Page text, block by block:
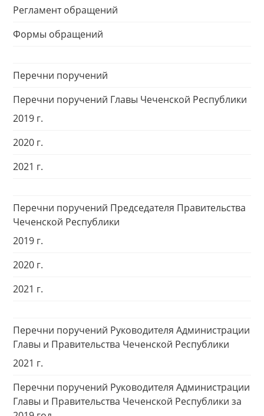
Регламент обращений
Формы обращений
Перечни поручений
Перечни поручений Главы Чеченской Республики
2019 г.
2020 г.
2021 г.
Перечни поручений Председателя Правительства
Чеченской Республики
2019 г.
2020 г.
2021 г.
Перечни поручений Руководителя Администрации
Главы и Правительства Чеченской Республики
2021 г.
Перечни поручений Руководителя Администрации
Главы и Правительства Чеченской Республики за